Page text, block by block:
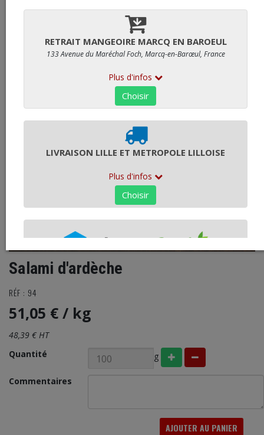
Salami d'ardèche
RÉF : 94
51,05 € / kg
48,39 € HT
Quantité
g
Commentaires
AJOUTER AU PANIER